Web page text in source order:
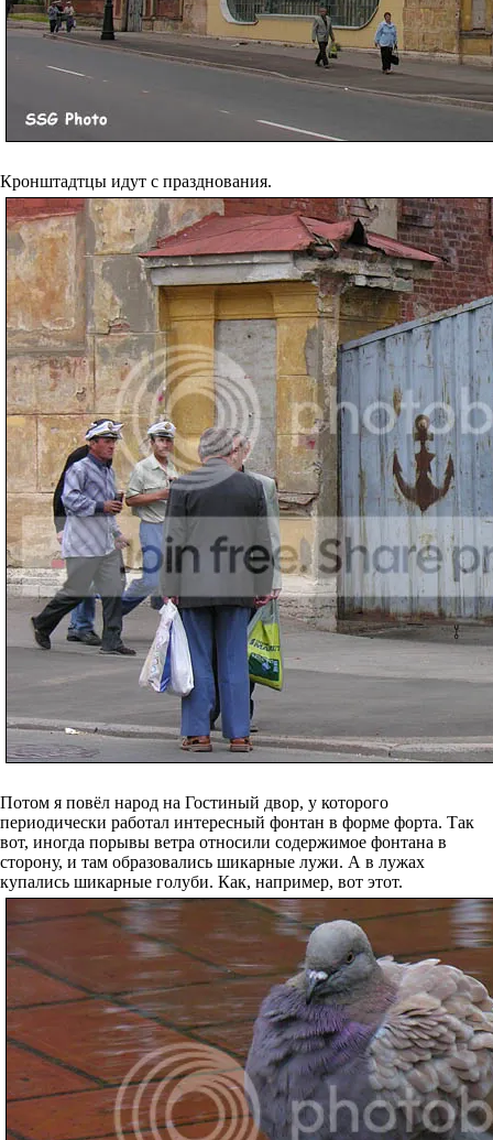
Кронштадтцы идут с празднования.
Потом я повёл народ на Гостиный двор, у которого
периодически работал интересный фонтан в форме форта. Так
вот, иногда порывы ветра относили содержимое фонтана в
сторону, и там образовались шикарные лужи. А в лужах
купались шикарные голуби. Как, например, вот этот.